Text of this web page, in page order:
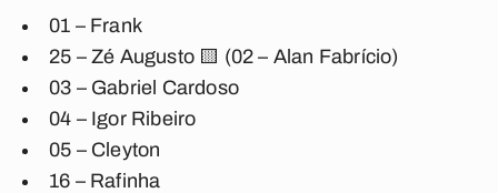
01 – Frank
25 – Zé Augusto 🟨 (02 – Alan Fabrício)
03 – Gabriel Cardoso
04 – Igor Ribeiro
05 – Cleyton
16 – Rafinha